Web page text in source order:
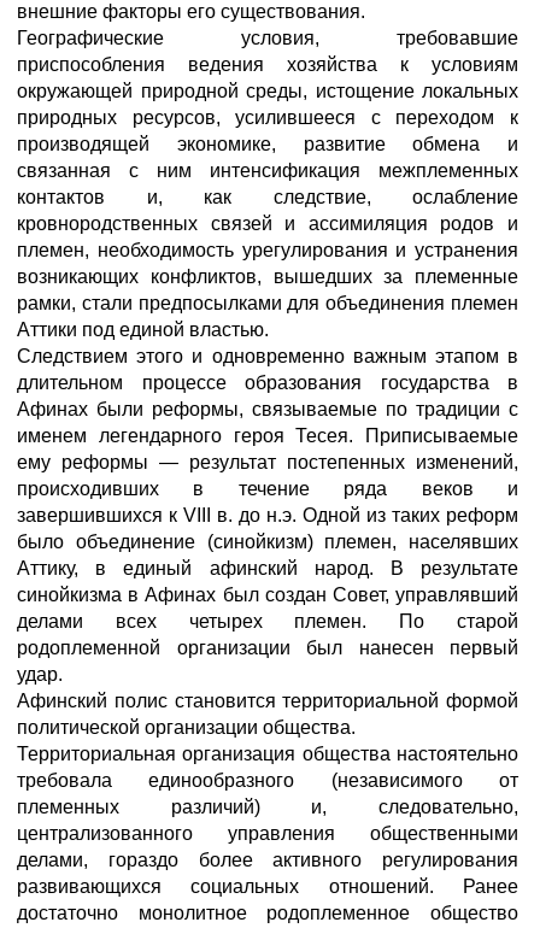
внешние факторы его существования.
Географические условия, требовавшие
приспособления ведения хозяйства к условиям
окружающей природной среды, истощение локальных
природных ресурсов, усилившееся с переходом к
производящей экономике, развитие обмена и
связанная с ним интенсификация межплеменных
контактов и, как следствие, ослабление
кровнородственных связей и ассимиляция родов и
племен, необходимость урегулирования и устранения
возникающих конфликтов, вышедших за племенные
рамки, стали предпосылками для объединения племен
Аттики под единой властью.
Следствием этого и одновременно важным этапом в
длительном процессе образования государства в
Афинах были реформы, связываемые по традиции с
именем легендарного героя Тесея. Приписываемые
ему реформы — результат постепенных изменений,
происходивших в течение ряда веков и
завершившихся к VIII в. до н.э. Одной из таких реформ
было объединение (синойкизм) племен, населявших
Аттику, в единый афинский народ. В результате
синойкизма в Афинах был создан Совет, управлявший
делами всех четырех племен. По старой
родоплеменной организации был нанесен первый
удар.
Афинский полис становится территориальной формой
политической организации общества.
Территориальная организация общества настоятельно
требовала единообразного (независимого от
племенных различий) и, следовательно,
централизованного управления общественными
делами, гораздо более активного регулирования
развивающихся социальных отношений. Ранее
достаточно монолитное родоплеменное общество